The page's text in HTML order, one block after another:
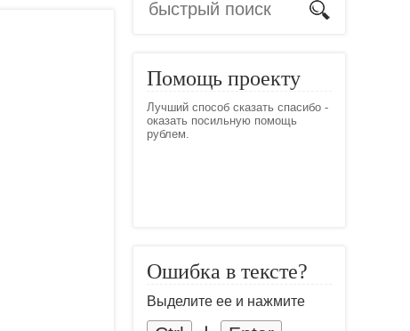
Помощь проекту
Лучший способ сказать спасибо -
оказать посильную помощь
рублем.
Ошибка в тексте?
Выделите ее и нажмите